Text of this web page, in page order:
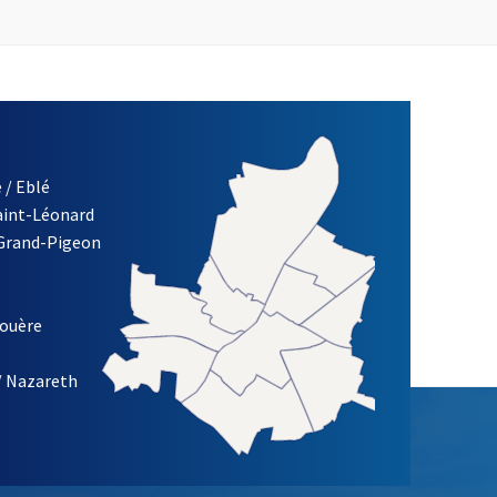
D'INFORMATION DE LA VILLE D'ANGERS
/ Eblé
Léonard
Pigeon
Nazareth